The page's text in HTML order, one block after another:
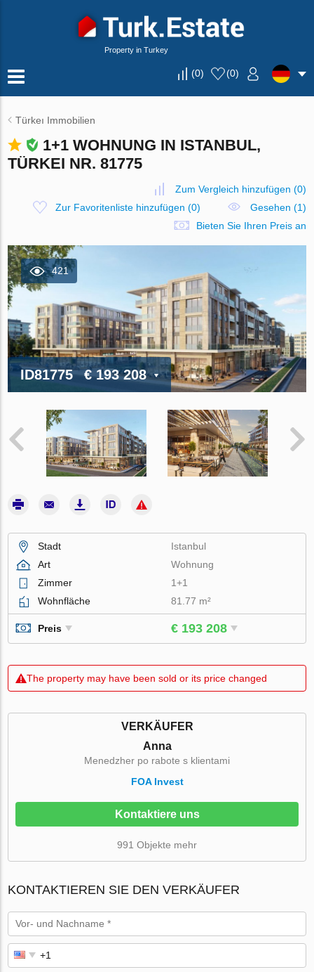
Property in Turkey
(0) (0)
Türkeı Immobilien
1+1 WOHNUNG IN ISTANBUL,
TÜRKEI NR. 81775
Zum Vergleich hinzufügen (0)
Zur Favoritenliste hinzufügen (0)
Gesehen (1)
Bieten Sie Ihren Preis an
421
ID81775 € 193 208
Stadt
Istanbul
Art
Wohnung
Zimmer
1+1
Wohnfläche
81.77 m²
Preis € 193 208
The property may have been sold or its price changed
VERKÄUFER
Anna
Menedzher po rabote s klientami
FOA Invest
Kontaktiere uns
991 Objekte mehr
KONTAKTIEREN SIE DEN VERKÄUFER